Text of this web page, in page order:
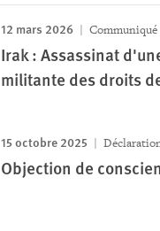
12 mars 2026 Communiqué
Irak : Assassinat
militante des droits
15 octobre 2025
Objection de